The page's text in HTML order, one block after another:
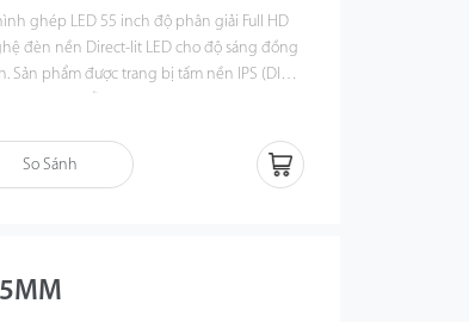
ghép LED 55 inch độ phân giải Full HD
đèn nền Direct-lit LED cho độ sáng đồng
Sản phẩm được trang bị tấm nền IPS (DID)
So Sánh